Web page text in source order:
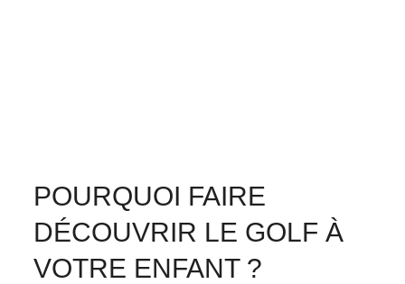
POURQUOI FAIRE
DÉCOUVRIR LE GOLF À
VOTRE ENFANT ?